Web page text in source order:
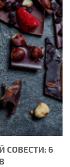
СОВЕСТИ: 6